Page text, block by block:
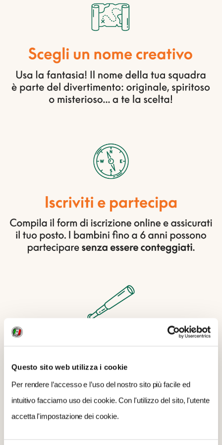
Questo sito web utilizza i cookie
Per rendere l’accesso e l’uso del nostro sito più facile ed
intuitivo facciamo uso dei cookie. Con l'utilizzo del sito, l'utente
accetta l'impostazione dei cookie.